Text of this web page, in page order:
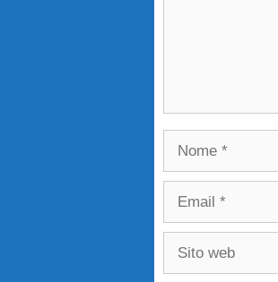
Nome
Email
Sito